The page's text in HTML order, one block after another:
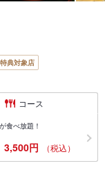
典対象店
コース
食べ放題！
3,500円 （税込）